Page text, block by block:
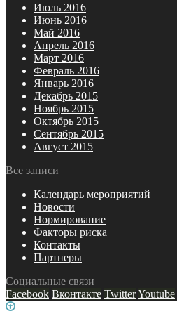
Июль 2016
Июнь 2016
Май 2016
Апрель 2016
Март 2016
Февраль 2016
Январь 2016
Декабрь 2015
Ноябрь 2015
Октябрь 2015
Сентябрь 2015
Август 2015
Все записи
Календарь мероприятий
Новости
Нормирование
Факторы риска
Контакты
Партнеры
Социальные связи
Facebook Вконтакте TwitterYoutube